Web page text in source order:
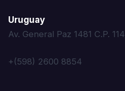
Uruguay
Av. General Paz 1481 C.P.
+(598) 2600 8854